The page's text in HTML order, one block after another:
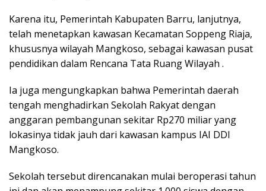
Karena itu, Pemerintah Kabupaten Barru, lanjutnya,
telah menetapkan kawasan Kecamatan Soppeng Riaja,
khususnya wilayah Mangkoso, sebagai kawasan pusat
pendidikan dalam Rencana Tata Ruang Wilayah .
Ia juga mengungkapkan bahwa Pemerintah daerah
tengah menghadirkan Sekolah Rakyat dengan
anggaran pembangunan sekitar Rp270 miliar yang
lokasinya tidak jauh dari kawasan kampus IAI DDI
Mangkoso.
Sekolah tersebut direncanakan mulai beroperasi tahun